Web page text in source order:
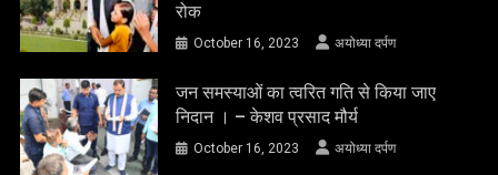
रोक
October 16, 2023 अयोध्या दर्पण
जन समस्याओं का त्वरित गति से किया जाए
निदान । – केशव प्रसाद मौर्य
October 16, 2023 अयोध्या दर्पण